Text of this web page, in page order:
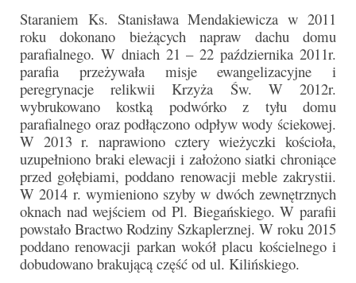
Staraniem Ks. Stanisława Mendakiewicza w 2011
roku dokonano bieżących napraw dachu domu
parafialnego. W dniach 21 – 22 października 2011r.
parafia przeżywała misje ewangelizacyjne i
peregrynacje relikwii Krzyża Św. W 2012r.
wybrukowano kostką podwórko z tyłu domu
parafialnego oraz podłączono odpływ wody ściekowej.
W 2013 r. naprawiono cztery wieżyczki kościoła,
uzupełniono braki elewacji i założono siatki chroniące
przed gołębiami, poddano renowacji meble zakrystii.
W 2014 r. wymieniono szyby w dwóch zewnętrznych
oknach nad wejściem od Pl. Biegańskiego. W parafii
powstało Bractwo Rodziny Szkaplerznej. W roku 2015
poddano renowacji parkan wokół placu kościelnego i
dobudowano brakującą część od ul. Kilińskiego.